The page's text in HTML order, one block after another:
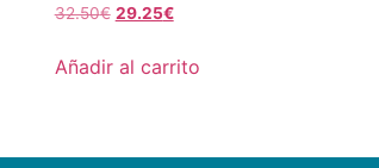
32.50€ 29.25€
Añadir al carrito